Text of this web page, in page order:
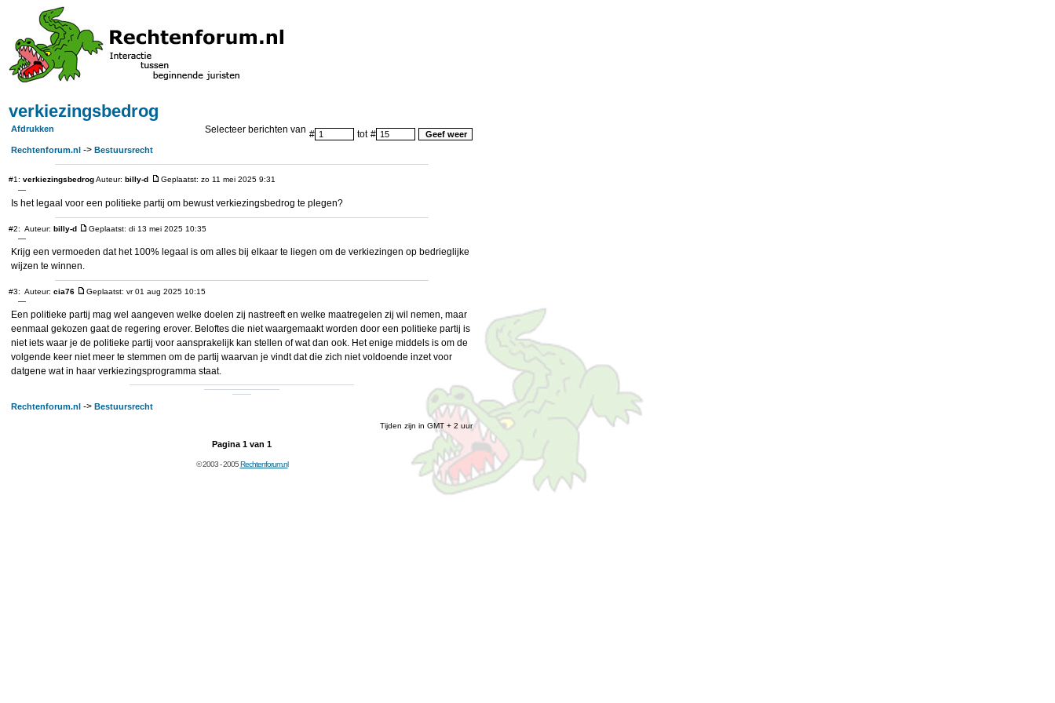
verkiezingsbedrog
Selecteer berichten van # tot #
Afdrukken
Rechtenforum.nl -> Bestuursrecht
#1: verkiezingsbedrogAuteur: billy-d
Geplaatst: zo 11 mei 2025 9:31
—
Is het legaal voor een politieke partij om bewust verkiezingsbedrog te plegen?
#2: Auteur: billy-d
Geplaatst: di 13 mei 2025 10:35
—
Krijg een vermoeden dat het 100% legaal is om alles bij elkaar te liegen om de verkiezingen op bedrieglijke
wijzen te winnen.
#3: Auteur: cia76
Geplaatst: vr 01 aug 2025 10:15
—
Een politieke partij mag wel aangeven welke doelen zij nastreeft en welke maatregelen zij wil nemen, maar
eenmaal gekozen gaat de regering erover. Beloftes die niet waargemaakt worden door een politieke partij is
niet iets waar je de politieke partij voor aansprakelijk kan stellen of wat dan ook. Het enige middels is om de
volgende keer niet meer te stemmen om de partij waarvan je vindt dat die zich niet voldoende inzet voor
datgene wat in haar verkiezingsprogramma staat.
Rechtenforum.nl -> Bestuursrecht
Tijden zijn in GMT + 2 uur
Pagina 1 van 1
© 2003 - 2005Rechtenforum.nl